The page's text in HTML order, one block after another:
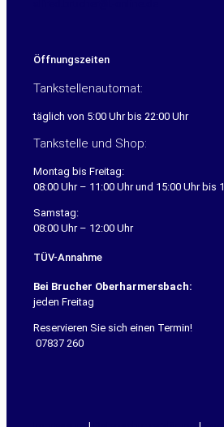
Öffnungszeiten
Tankstellenautomat:
täglich von 5:00 Uhr bis 22:00 Uhr
Tankstelle und Shop:
Montag bis Freitag:
08:00 Uhr – 11:00 Uhr und 15:00 Uhr bis
Samstag:
08:00 Uhr – 12:00 Uhr
TÜV-Annahme
Bei Brucher Oberharmersbach:
jeden Freitag
Reservieren Sie sich einen Termin!
07837 260